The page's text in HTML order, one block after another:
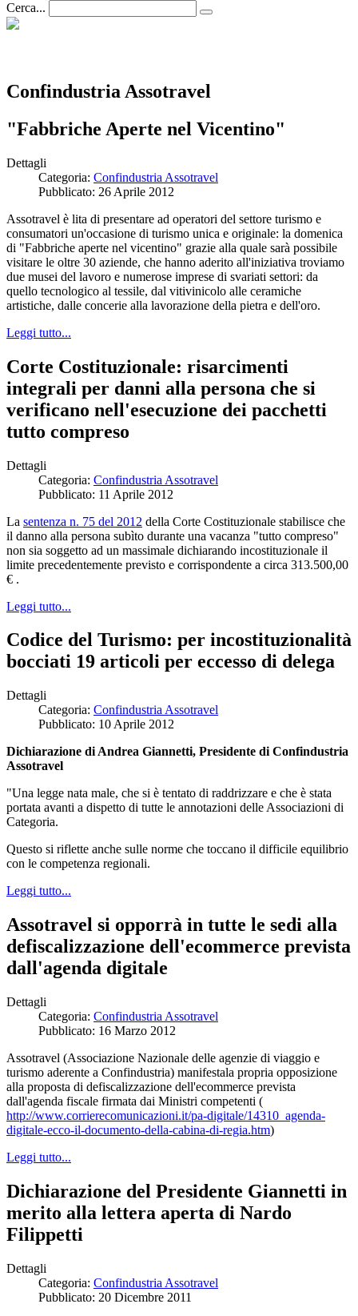
Cerca...
Confindustria Assotravel
"Fabbriche Aperte nel Vicentino"
Dettagli
Categoria: Confindustria Assotravel
Pubblicato: 26 Aprile 2012
Assotravel è lita di presentare ad operatori del settore turismo e
consumatori un'occasione di turismo unica e originale: la domenica
di "Fabbriche aperte nel vicentino" grazie alla quale sarà possibile
visitare le oltre 30 aziende, che hanno aderito all'iniziativa troviamo
due musei del lavoro e numerose imprese di svariati settori: da
quello tecnologico al tessile, dal vitivinicolo alle ceramiche
artistiche, dalle concerie alla lavorazione della pietra e dell'oro.
Leggi tutto...
Corte Costituzionale: risarcimenti
integrali per danni alla persona che si
verificano nell'esecuzione dei pacchetti
tutto compreso
Dettagli
Categoria: Confindustria Assotravel
Pubblicato: 11 Aprile 2012
La sentenza n. 75 del 2012 della Corte Costituzionale stabilisce che
il danno alla persona subìto durante una vacanza "tutto compreso"
non sia soggetto ad un massimale dichiarando incostituzionale il
limite precedentemente previsto e corrispondente a circa 313.500,00
€ .
Leggi tutto...
Codice del Turismo: per incostituzionalità
bocciati 19 articoli per eccesso di delega
Dettagli
Categoria: Confindustria Assotravel
Pubblicato: 10 Aprile 2012
Dichiarazione di Andrea Giannetti, Presidente di Confindustria
Assotravel
"Una legge nata male, che si è tentato di raddrizzare e che è stata
portata avanti a dispetto di tutte le annotazioni delle Associazioni di
Categoria.
Questo si riflette anche sulle norme che toccano il difficile equilibrio
con le competenza regionali.
Leggi tutto...
Assotravel si opporrà in tutte le sedi alla
defiscalizzazione dell'ecommerce prevista
dall'agenda digitale
Dettagli
Categoria: Confindustria Assotravel
Pubblicato: 16 Marzo 2012
Assotravel (Associazione Nazionale delle agenzie di viaggio e
turismo aderente a Confindustria) manifestala propria opposizione
alla proposta di defiscalizzazione dell'ecommerce prevista
dall'agenda fiscale firmata dai Ministri competenti (
http://www.corrierecomunicazioni.it/pa-digitale/14310_agenda-
digitale-ecco-il-documento-della-cabina-di-regia.htm)
Leggi tutto...
Dichiarazione del Presidente Giannetti in
merito alla lettera aperta di Nardo
Filippetti
Dettagli
Categoria: Confindustria Assotravel
Pubblicato: 20 Dicembre 2011